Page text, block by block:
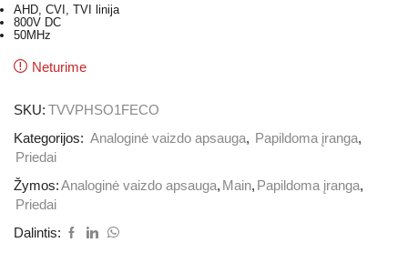
AHD, CVI, TVI linija
800V DC
50MHz
Neturime
SKU: TVVPHSO1FECO
Kategorijos: Analoginė vaizdo apsauga, Papildoma įranga,
Priedai
Žymos:Analoginė vaizdo apsauga, Main, Papildoma įranga,
Priedai
Dalintis: